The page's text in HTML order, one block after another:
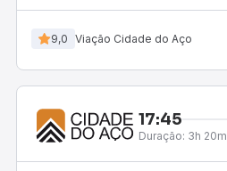
9,0 Viação Cidade do Aço
17:45
Duração: 3h 20m